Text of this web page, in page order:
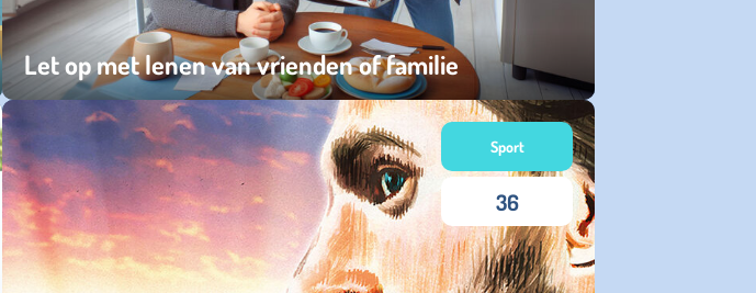
Let op met lenen van vrienden of familie
maandag 28 april 2025
Sport
36